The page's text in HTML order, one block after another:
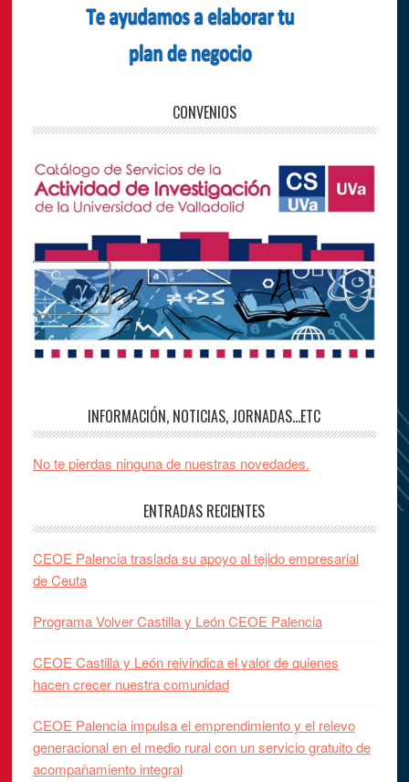
CONVENIOS
INFORMACIÓN, NOTICIAS, JORNADAS…ETC
No te pierdas ninguna de nuestras novedades.
ENTRADAS RECIENTES
CEOE Palencia traslada su apoyo al tejido empresarial
de Ceuta
Programa Volver Castilla y León CEOE Palencia
CEOE Castilla y León reivindica el valor de quienes
hacen crecer nuestra comunidad
CEOE Palencia impulsa el emprendimiento y el relevo
generacional en el medio rural con un servicio gratuito de
acompañamiento integral